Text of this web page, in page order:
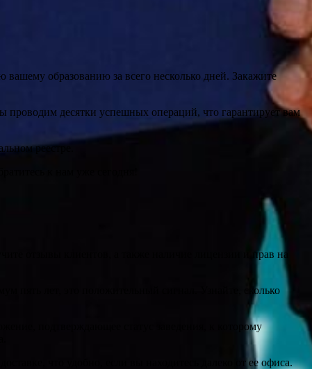
образованию за всего несколько дней. Закажите
десятки успешных операций, что гарантирует вам
реестре.
к нам уже сегодня!
отзывы клиентов, а также наличие лицензии и прав на
пять лет, это положительный сигнал. Узнайте, сколько
подтверждающее статус заведения, к которому
что удобно, если вы находитесь далеко от ее офиса.